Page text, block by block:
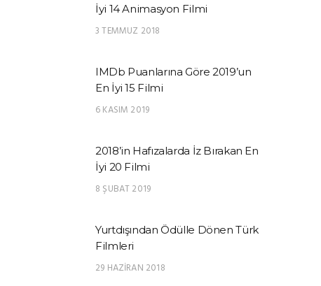
İyi 14 Animasyon Filmi
3 TEMMUZ 2018
IMDb Puanlarına Göre 2019’un
En İyi 15 Filmi
6 KASIM 2019
2018’in Hafızalarda İz Bırakan En
İyi 20 Filmi
8 ŞUBAT 2019
Yurtdışından Ödülle Dönen Türk
Filmleri
29 HAZIRAN 2018